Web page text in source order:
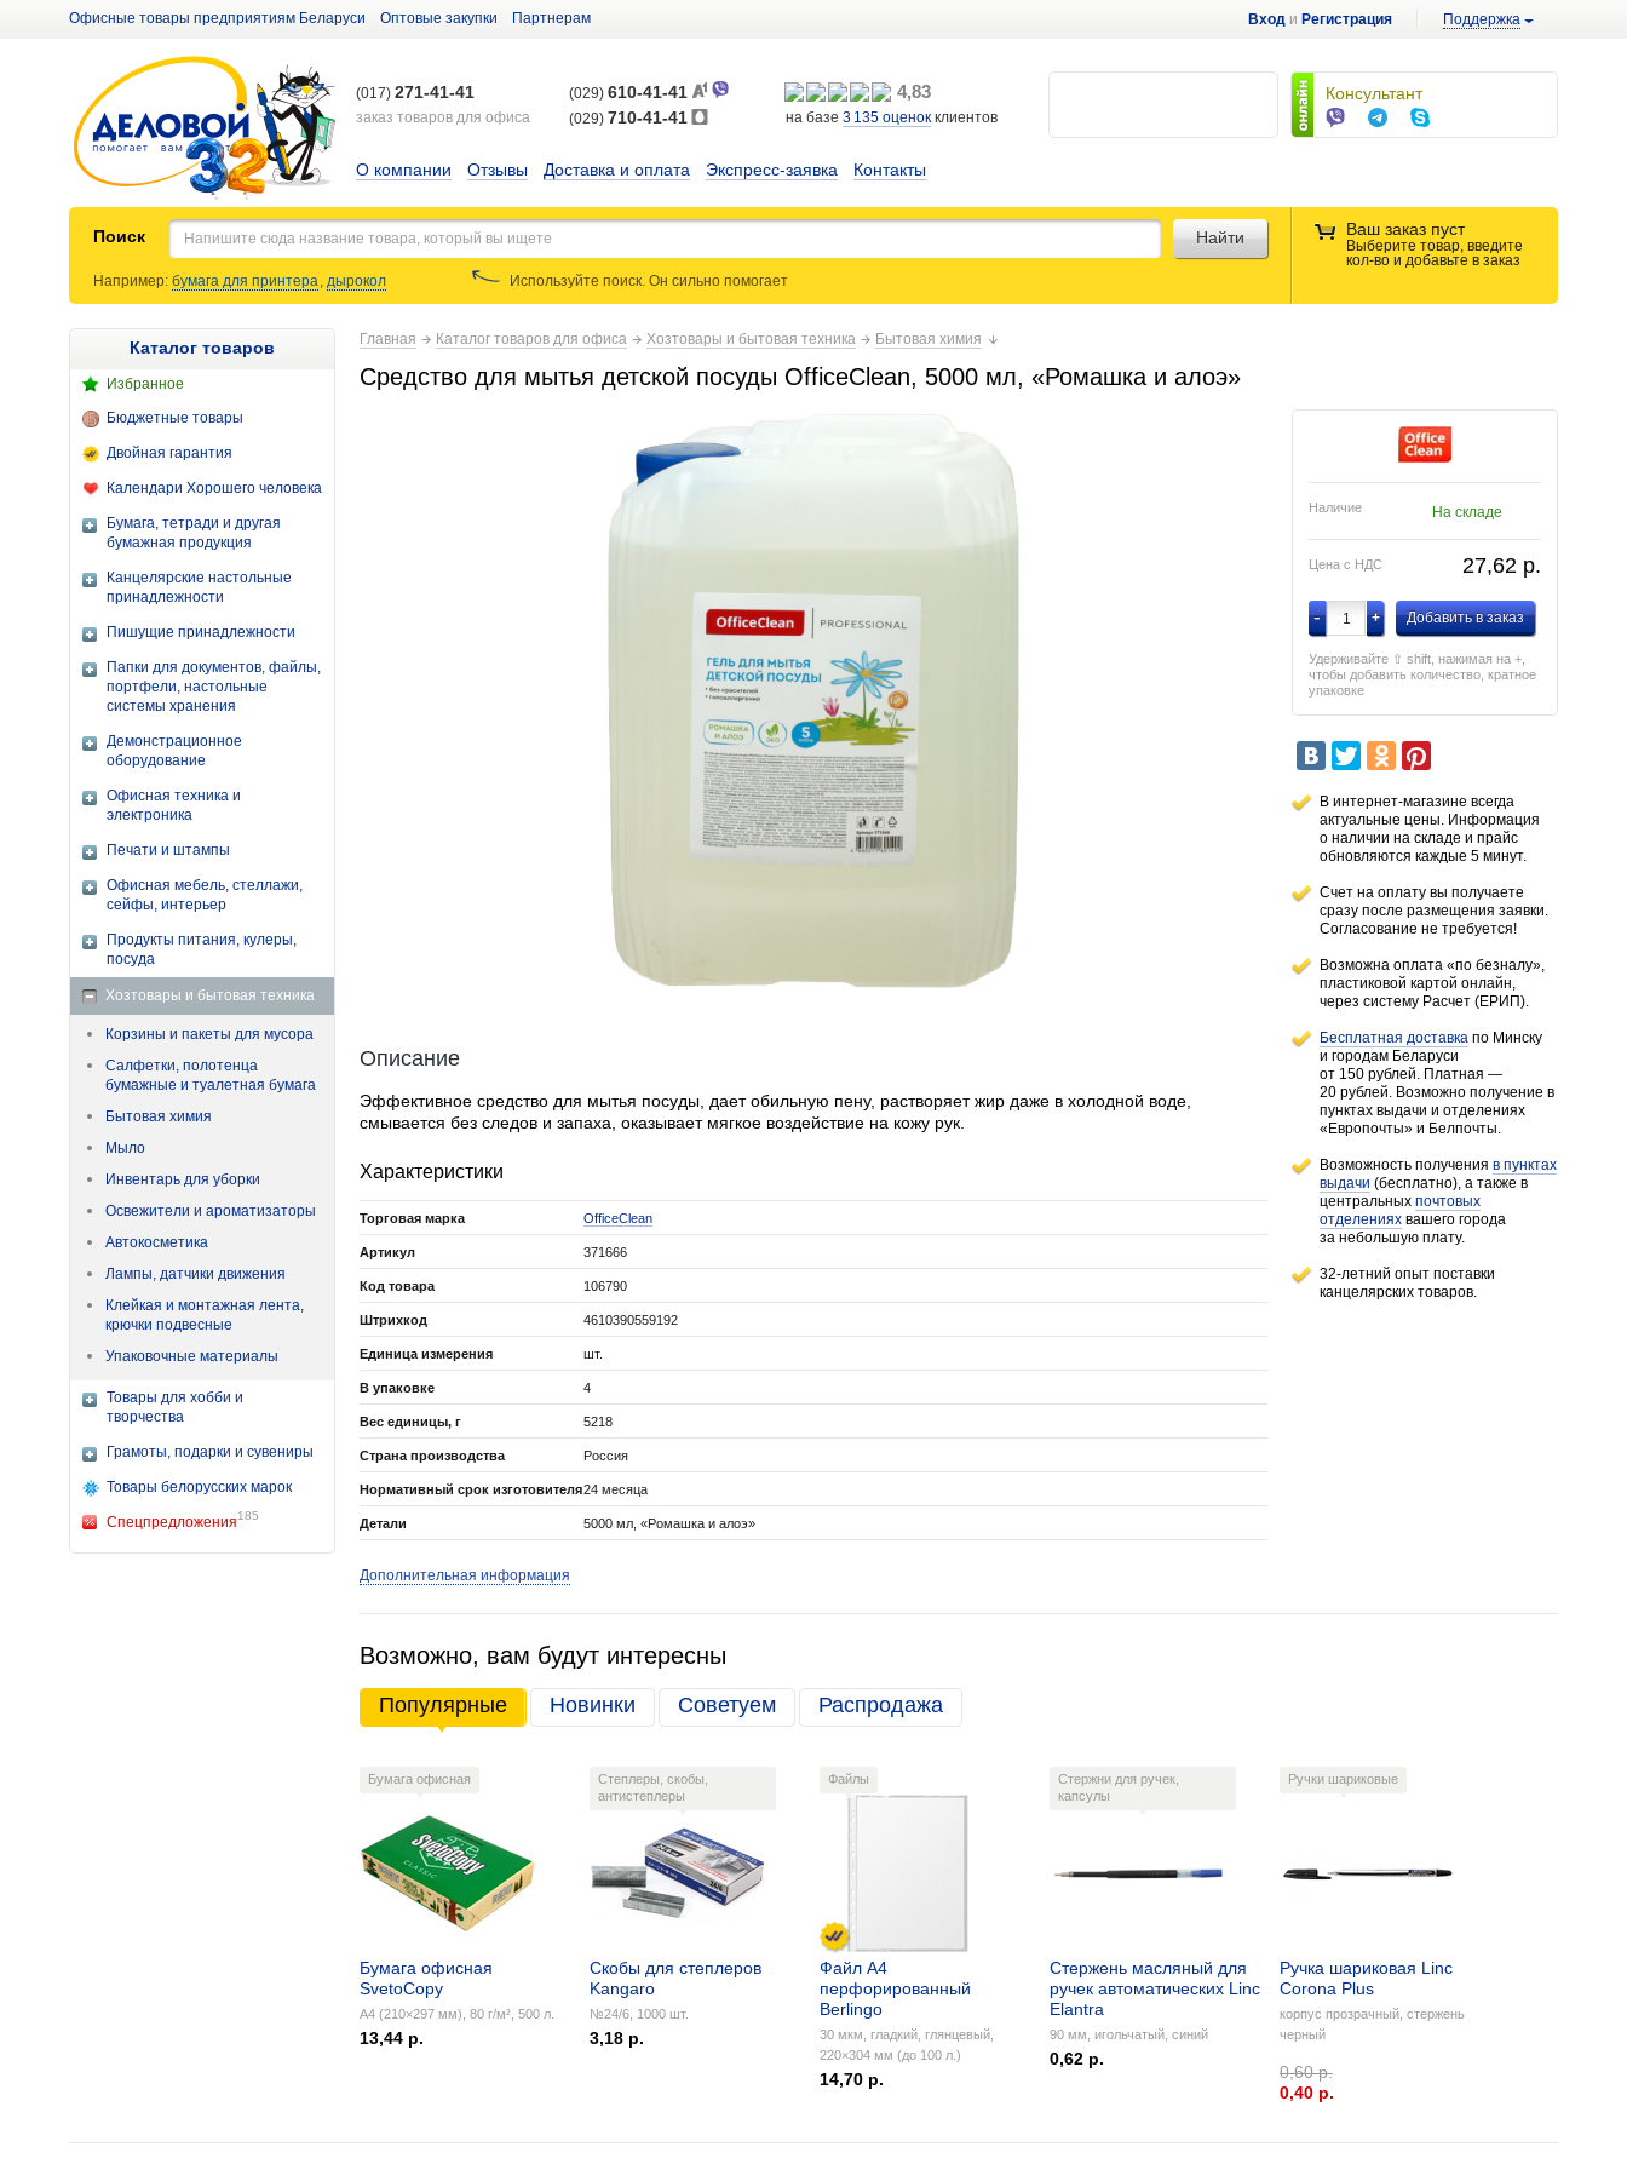
Вход и Регистрация Поддержка
Офисные товары предприятиям Беларуси Оптовые закупки Партнерам
Консультант
(017) 271-41-41
заказ товаров для офиса
(029) 610-41-41
(029) 710-41-41
4,83
на базе 3 135 оценок клиентов
О компании Отзывы Доставка и оплата Экспресс-заявка Контакты
Поиск Ваш заказ пуст
Выберите товар, введите
кол-во и добавьте в заказ
Найти
Например: бумага для принтера, дырокол Используйте поиск. Он сильнопомогает
Каталог товаров
Избранное
Бюджетные товары
Двойная гарантия
Календари Хорошего человека
Бумага, тетради и другая
бумажная продукция
Канцелярские настольные
принадлежности
Пишущие принадлежности
Папки для документов, файлы,
портфели, настольные
системы хранения
Демонстрационное
оборудование
Офисная техника и
электроника
Печати и штампы
Офисная мебель, стеллажи,
сейфы, интерьер
Продукты питания, кулеры,
посуда
Хозтовары и бытовая техника
Корзины и пакеты для мусора
Салфетки, полотенца
бумажные и туалетная бумага
Бытовая химия
Мыло
Инвентарь для уборки
Освежители и ароматизаторы
Автокосметика
Лампы, датчики движения
Клейкая и монтажная лента,
крючки подвесные
Упаковочные материалы
Товары для хобби и
творчества
Грамоты, подарки и сувениры
Товары белорусских марок
Спецпредложения185
Главная Каталог товаров для офиса Хозтовары и бытовая техника Бытовая химия
Средство для мытья детской посуды OfficeClean, 5000 мл, «Ромашка и алоэ»
Наличие На складе
Цена с НДС 27,62 p.
- + Добавить в заказ
Удерживайте ⇧ shift, нажимая на +,
чтобы добавить количество, кратное
упаковке
В интернет-магазине всегда
актуальные цены. Информация
о наличии на складе и прайс
обновляются каждые 5 минут.
Счет на оплату вы получаете
сразу после размещения заявки.
Согласование не требуется!
Возможна оплата «по безналу»,
пластиковой картой онлайн,
через систему Расчет (ЕРИП).
Бесплатная доставка по Минску
и городам Беларуси
от 150 рублей. Платная —
20 рублей. Возможно получение в
пунктах выдачи и отделениях
«Европочты» и Белпочты.
Возможность получения в пунктах
выдачи (бесплатно), а также в
центральных почтовых
отделениях вашего города
за небольшую плату.
32-летний опыт поставки
канцелярских товаров.
Описание
Эффективное средство для мытья посуды, дает обильную пену, растворяет жир даже в холодной воде,
смывается без следов и запаха, оказывает мягкое воздействие на кожу рук.
Характеристики
Торговая марка OfficeClean
Артикул 371666
Код товара 106790
Штрихкод 4610390559192
Единица измерения шт.
В упаковке 4
Вес единицы, г 5218
Страна производства Россия
Нормативный срок изготовителя24 месяца
Детали 5000 мл, «Ромашка и алоэ»
Дополнительная информация
Возможно, вам будут интересны
Популярные Новинки Советуем Распродажа
Бумага офисная
Бумага офисная
SvetoCopy
А4 (210×297 мм), 80 г/м², 500 л.
13,44 р.
Степлеры, скобы,
антистеплеры
Скобы для степлеров
Kangaro
№24/6, 1000 шт.
3,18 р.
Файлы
Файл А4
перфорированный
Berlingo
30 мкм, гладкий, глянцевый,
220×304 мм (до 100 л.)
14,70 р.
Стержни для ручек,
капсулы
Стержень масляный для
ручек автоматических Linc
Elantra
90 мм, игольчатый, синий
0,62 р.
Ручки шариковые
Ручка шариковая Linc
Corona Plus
корпус прозрачный, стержень
черный
0,60 р.
0,40 p.